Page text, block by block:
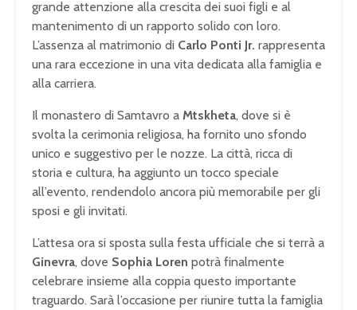
grande attenzione alla crescita dei suoi figli e al
mantenimento di un rapporto solido con loro.
L’assenza al matrimonio di Carlo Ponti Jr. rappresenta
una rara eccezione in una vita dedicata alla famiglia e
alla carriera.
Il monastero di Samtavro a Mtskheta, dove si è
svolta la cerimonia religiosa, ha fornito uno sfondo
unico e suggestivo per le nozze. La città, ricca di
storia e cultura, ha aggiunto un tocco speciale
all’evento, rendendolo ancora più memorabile per gli
sposi e gli invitati.
L’attesa ora si sposta sulla festa ufficiale che si terrà a
Ginevra, dove Sophia Loren potrà finalmente
celebrare insieme alla coppia questo importante
traguardo. Sarà l’occasione per riunire tutta la famiglia